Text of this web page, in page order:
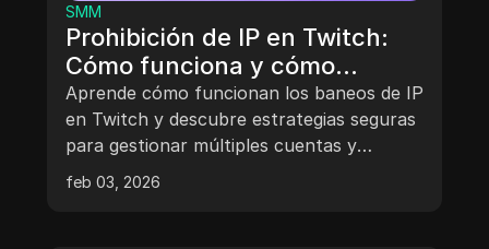
SMM
Prohibición de IP en Twitch:
Cómo funciona y cómo
gestionar varias cuentas de
forma segura
Aprende cómo funcionan los baneos de IP
en Twitch y descubre estrategias seguras
para gestionar múltiples cuentas y
proteger tu carrera y comunidad en
streaming.
feb 03, 2026